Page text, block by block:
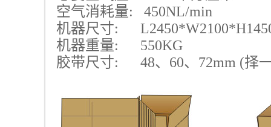
空气消耗量: 450NL/min
机器尺寸:
机器重量: 550KG
胶带尺寸: 48、 60、 72mm (择